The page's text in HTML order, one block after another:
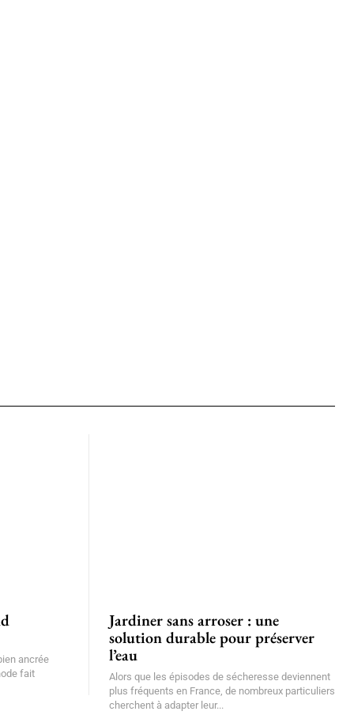
ancrée
fait
Jardiner sans arroser : une
solution durable pour préserver
l’eau
Alors que les épisodes de sécheresse deviennent
plus fréquents en France, de nombreux particuliers
cherchent à adapter leur...